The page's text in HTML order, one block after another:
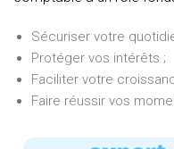
Sécuriser votre
Protéger vos intérêts ;
Faciliter votre
Faire réussir vos